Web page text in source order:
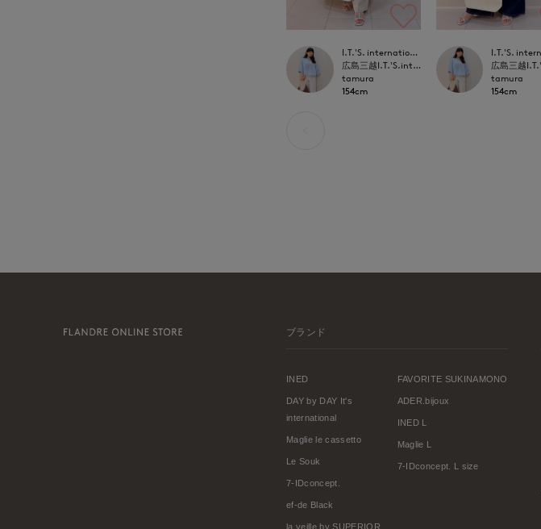
I.T.'S. international
広島三越I.T.'S.international
tamura
154cm
tamura
154cm
ブランド
INED
DAY by DAY It's
international
Maglie le cassetto
Le Souk
7-IDconcept.
ef-de Black
la veille by SUPERIOR
FAVORITE SUKINAMONO
ADER.bijoux
INED L
Maglie L
7-IDconcept. L size